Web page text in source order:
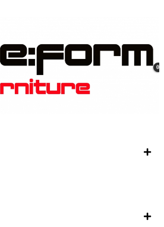
0